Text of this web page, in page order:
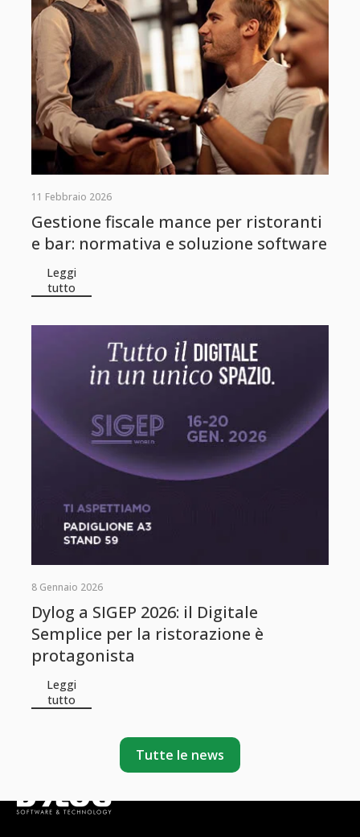
11 Febbraio 2026
Gestione fiscale mance per ristoranti
e bar: normativa e soluzione software
Leggi
tutto
8 Gennaio 2026
Dylog a SIGEP 2026: il Digitale
Semplice per la ristorazione è
protagonista
Leggi
tutto
Tutte le news